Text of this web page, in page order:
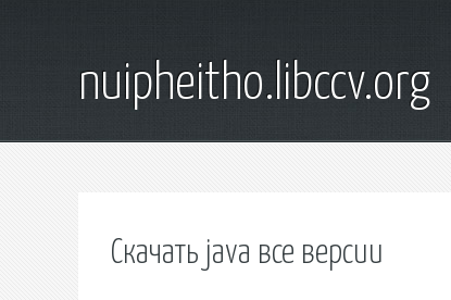
nuipheitho.libccv.org
Скачать java все версии